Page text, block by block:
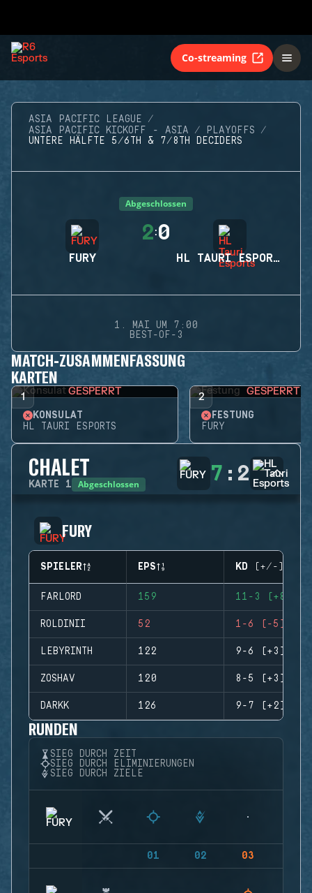
Co-streaming
ASIA PACIFIC LEAGUE
ASIA PACIFIC KICKOFF - ASIA
PLAYOFFS
UNTERE HÄLFTE 5/6TH & 7/8TH DECIDERS
Abgeschlossen
FURY
2:0
HL TAURI ESPORTS
1. MAI UM 7:00
BEST-OF-3
MATCH-ZUSAMMENFASSUNG
KARTEN
1 GESPERRT
KONSULAT
HL TAURI ESPORTS
2 GESPERRT
FESTUNG
FURY
CHALET
KARTE 1 Abgeschlossen 7 : 2
FURY
SPIELER EPS KD (+/-)
FARLORD 159 11-3 (+8)
ROLDINII 52 1-6 (-5)
LEBYRINTH 122 9-6 (+3)
ZOSHAV 120 8-5 (+3)
DARKK 126 9-7 (+2)
RUNDEN
SIEG DURCH ZEIT
SIEG DURCH ELIMINIERUNGEN
SIEG DURCH ZIELE
01 02 03